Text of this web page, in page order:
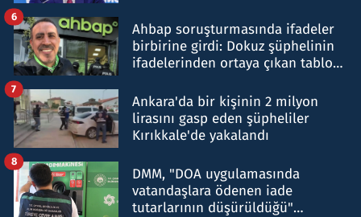
Ahbap soruşturmasında ifadeler
birbirine girdi: Dokuz şüphelinin
ifadelerinden ortaya çıkan tablo
6
Ankara'da bir kişinin 2 milyon
lirasını gasp eden şüpheliler
Kırıkkale'de yakalandı
7
DMM, "DOA uygulamasında
vatandaşlara ödenen iade
tutarlarının düşürüldüğü"
8